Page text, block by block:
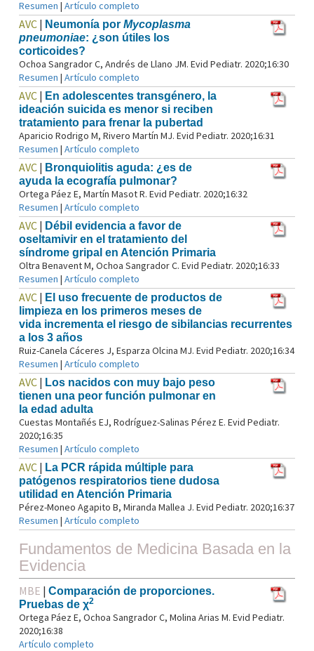
Resumen | Artículo completo
AVC | Neumonía por Mycoplasma
pneumoniae: ¿son útiles los
corticoides?
Ochoa Sangrador C, Andrés de Llano JM. Evid Pediatr. 2020;16:30
Resumen | Artículo completo
AVC | En adolescentes transgénero, la
ideación suicida es menor si reciben
tratamiento para frenar la pubertad
Aparicio Rodrigo M, Rivero Martín MJ. Evid Pediatr. 2020;16:31
Resumen | Artículo completo
AVC | Bronquiolitis aguda: ¿es de
ayuda la ecografía pulmonar?
Ortega Páez E, Martín Masot R. Evid Pediatr. 2020;16:32
Resumen | Artículo completo
AVC | Débil evidencia a favor de
oseltamivir en el tratamiento del
síndrome gripal en Atención Primaria
Oltra Benavent M, Ochoa Sangrador C. Evid Pediatr. 2020;16:33
Resumen | Artículo completo
AVC | El uso frecuente de productos de
limpieza en los primeros meses de
vida incrementa el riesgo de sibilancias recurrentes
a los 3 años
Ruiz-Canela Cáceres J, Esparza Olcina MJ. Evid Pediatr. 2020;16:34
Resumen | Artículo completo
AVC | Los nacidos con muy bajo peso
tienen una peor función pulmonar en
la edad adulta
Cuestas Montañés EJ, Rodríguez-Salinas Pérez E. Evid Pediatr.
2020;16:35
Resumen | Artículo completo
AVC | La PCR rápida múltiple para
patógenos respiratorios tiene dudosa
utilidad en Atención Primaria
Pérez-Moneo Agapito B, Miranda Mallea J. Evid Pediatr. 2020;16:37
Resumen | Artículo completo
Fundamentos de Medicina Basada en la
Evidencia
MBE | Comparación de proporciones.
Pruebas de χ2
Ortega Páez E, Ochoa Sangrador C, Molina Arias M. Evid Pediatr.
2020;16:38
Artículo completo